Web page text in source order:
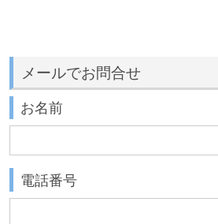
メールでお問合せ
お名前
電話番号